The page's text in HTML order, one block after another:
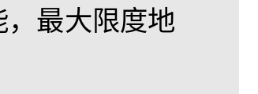
最大限度地